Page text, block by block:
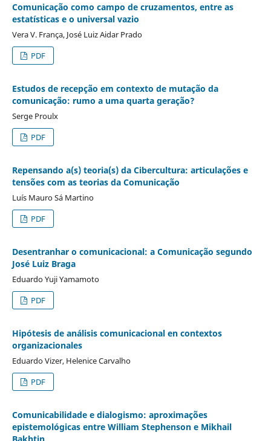
Comunicação como campo de cruzamentos, entre as
estatísticas e o universal vazio
Vera V. França, José Luiz Aidar Prado
PDF
Estudos de recepção em contexto de mutação da
comunicação: rumo a uma quarta geração?
Serge Proulx
PDF
Repensando a(s) teoria(s) da Cibercultura: articulações e
tensões com as teorias da Comunicação
Luís Mauro Sá Martino
PDF
Desentranhar o comunicacional: a Comunicação segundo
José Luiz Braga
Eduardo Yuji Yamamoto
PDF
Hipótesis de análisis comunicacional en contextos
organizacionales
Eduardo Vizer, Helenice Carvalho
PDF
Comunicabilidade e dialogismo: aproximações
epistemológicas entre William Stephenson e Mikhail